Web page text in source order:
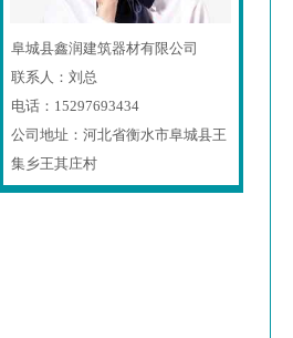
阜城县鑫润建筑器材有限公司
联系人：刘总
电话：15297693434
公司地址：河北省衡水市阜城县王
集乡王其庄村